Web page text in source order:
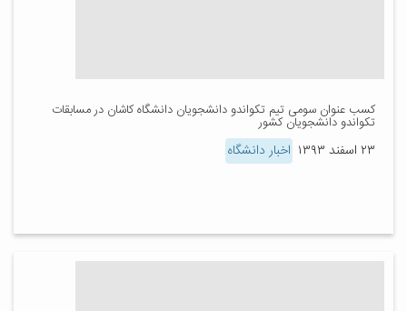
کسب عنوان سومی تیم تکواندو دانشجویان دانشگاه کاشان در مسابقات
تکواندو دانشجویان کشور
۲۳ اسفند ۱۳۹۳ اخبار دانشگاه